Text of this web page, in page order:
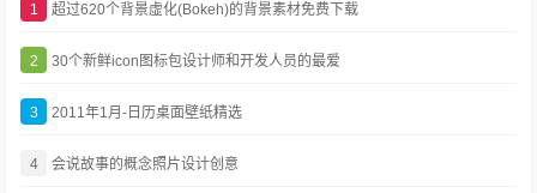
1 超过620个背景虚化(Bokeh)的背景素材免费下载
2 30个新鲜icon图标包设计师和开发人员的最爱
3 2011年1月-日历桌面壁纸精选
4 会说故事的概念照片设计创意